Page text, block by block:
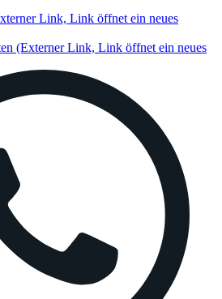
Link, Link öffnet ein neues
(Externer Link, Link öffnet ein neues